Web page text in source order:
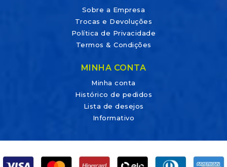
Sobre a Empresa
Trocas e Devoluções
Política de Privacidade
Termos & Condições
MINHA CONTA
Minha conta
Histórico de pedidos
Lista de desejos
Informativo